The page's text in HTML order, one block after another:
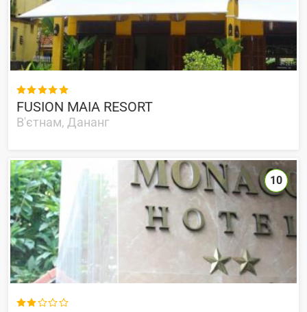

FUSION MAIA RESORT
В'єтнам, Дананг

10